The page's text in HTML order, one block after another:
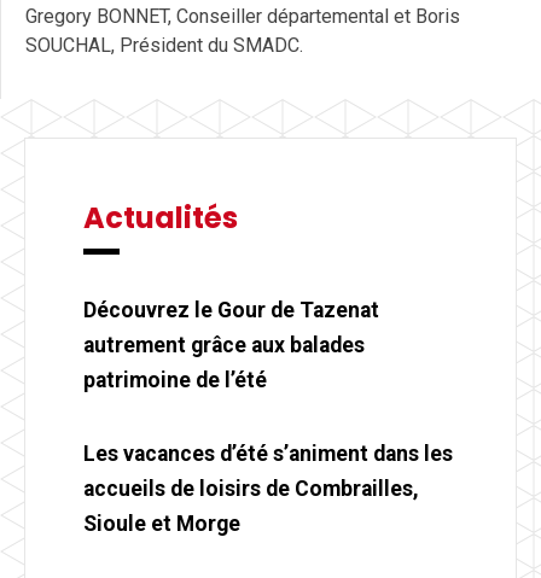
Gregory BONNET, Conseiller départemental et Boris
SOUCHAL, Président du SMADC.
Actualités
Découvrez le Gour de Tazenat
autrement grâce aux balades
patrimoine de l’été
Les vacances d’été s’animent dans les
accueils de loisirs de Combrailles,
Sioule et Morge